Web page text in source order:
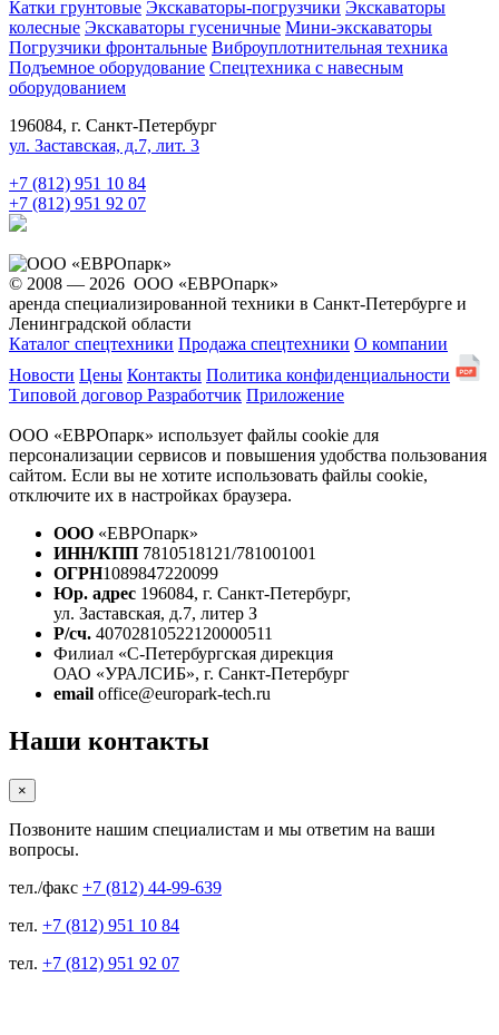
Катки грунтовые Экскаваторы-погрузчики Экскаваторы
колесные Экскаваторы гусеничные Мини-экскаваторы
Погрузчики фронтальные Виброуплотнительная техника
Подъемное оборудование Спецтехника с навесным
оборудованием
196084, г. Санкт-Петербург
ул. Заставская, д.7, лит. 3
+7 (812) 951 10 84
+7 (812) 951 92 07
© 2008 — 2026 ООО «ЕВРОпарк»
аренда специализированной техники в Санкт-Петербурге и
Ленинградской области
Каталог спецтехники Продажа спецтехники О компании
Новости Цены Контакты Политика конфиденциальности
Типовой договор Разработчик Приложение
ООО «ЕВРОпарк» использует файлы cookie для
персонализации сервисов и повышения удобства пользования
сайтом. Если вы не хотите использовать файлы cookie,
отключите их в настройках браузера.
ООО «ЕВРОпарк»
ИНН/КПП 7810518121/781001001
ОГРН1089847220099
Юр. адрес 196084, г. Санкт-Петербург,
ул. Заставская, д.7, литер З
Р/сч. 40702810522120000511
Филиал «С-Петербургская дирекция
ОАО «УРАЛСИБ», г. Санкт-Петербург
email office@europark-tech.ru
Наши контакты
×
Позвоните нашим специалистам и мы ответим на ваши
вопросы.
тел./факс +7 (812) 44-99-639
тел. +7 (812) 951 10 84
тел. +7 (812) 951 92 07